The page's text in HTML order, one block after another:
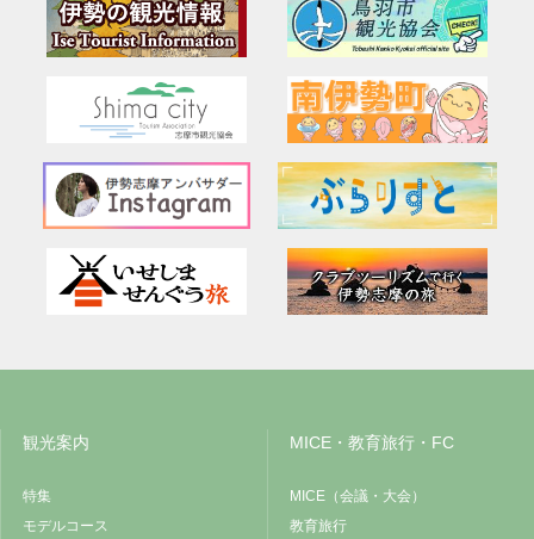
観光案内
特集
モデルコース
MICE・教育旅行・FC
MICE（会議・大会）
教育旅行